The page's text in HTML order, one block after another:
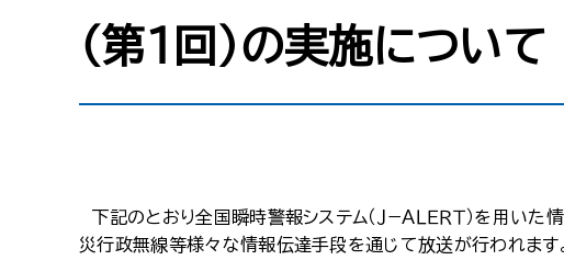
（第１回）の実施について
下記のとおり全国瞬時警報システム（Ｊ−ＡＬＥＲＴ）を用いた
災行政無線等様々な情報伝達手段を通じて放送が行われます